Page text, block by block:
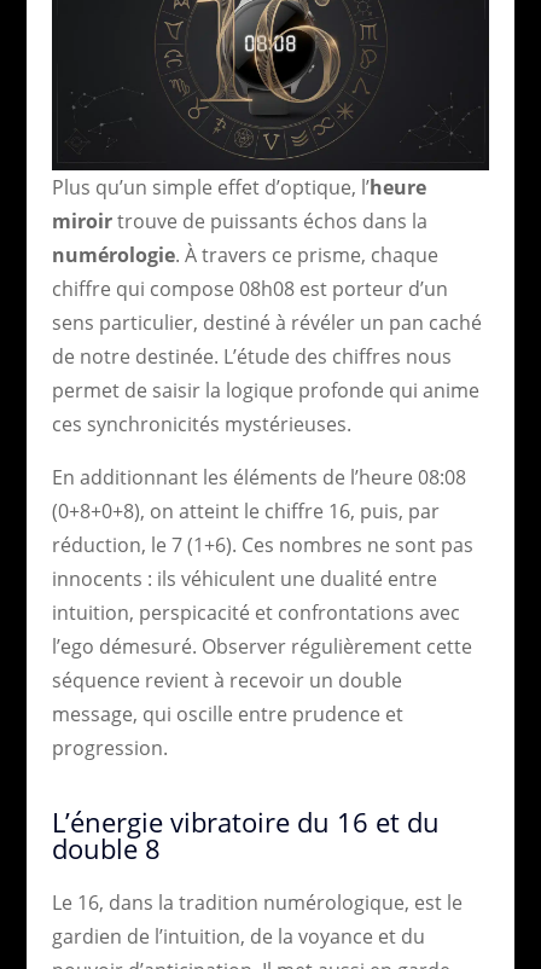
Plus qu’un simple effet d’optique, l’heure
miroirtrouve de puissants échos dans la
numérologie. À travers ce prisme, chaque
chiffre qui compose 08h08 est porteur d’un
sens particulier, destiné à révéler un pan caché
de notre destinée. L’étude des chiffres nous
permet de saisir la logique profonde qui anime
ces synchronicités mystérieuses.
En additionnant les éléments de l’heure 08:08
(0+8+0+8), on atteint le chiffre 16, puis, par
réduction, le 7 (1+6). Ces nombres ne sont pas
innocents : ils véhiculent une dualité entre
intuition, perspicacité et confrontations avec
l’ego démesuré. Observer régulièrement cette
séquence revient à recevoir un double
message, qui oscille entre prudence et
progression.
L’énergie vibratoire du 16 et du
double 8
Le 16, dans la tradition numérologique, est le
gardien de l’intuition, de la voyance et du